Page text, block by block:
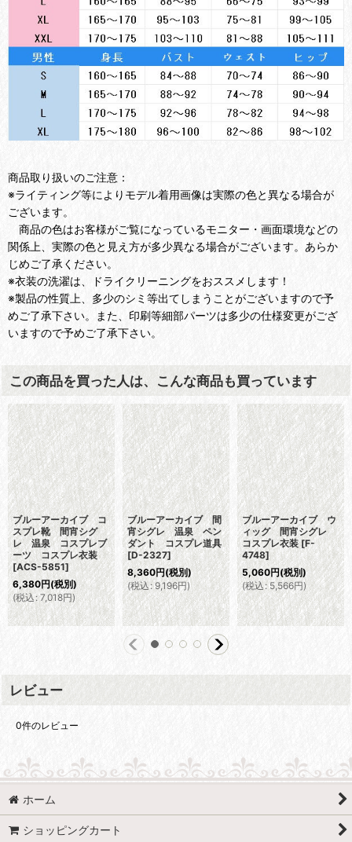
商品取り扱いのご注意：
※ライティング等によりモデル着用画像は実際の色と異なる場合が
ございます。
商品の色はお客様がご覧になっているモニター・画面環境などの
関係上、実際の色と見え方が多少異なる場合がございます。あらか
じめご了承ください。
※衣装の洗濯は、ドライクリーニングをおススメします！
※製品の性質上、多少のシミ等出てしまうことがございますので予
めご了承下さい。また、印刷等細部パーツは多少の仕様変更がござ
いますので予めご了承下さい。
この商品を買った人は、こんな商品も買っています
ブルーアーカイブ コ
スプレ靴 間宵シグ
レ 温泉 コスプレブ
ーツ コスプレ衣装
[ACS-5851]
6,380円(税別)
(税込: 7,018円)
ブルーアーカイブ 間
宵シグレ 温泉 ペン
ダント コスプレ道具
[D-2327]
8,360円(税別)
(税込: 9,196円)
ブルーアーカイブ ウ
ィッグ 間宵シグレ
コスプレ衣装 [F-
4748]
5,060円(税別)
(税込 : 5,566円)
レビュー
0件のレビュー
ホーム
ショッピングカート